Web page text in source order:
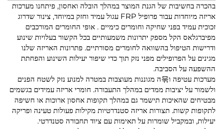
בהכרה בחשיבות של הגנת המוצר במהלך הובלה ואחסון, פיתחנו מערכות
אריזה מיוחדות עבור
פרופיל FRP עגול עמיד וחזק במיוחד, צינור שדרוג
זכוכית עמיד בפני שחיקה וחומרים כימיים . אופי החומרים המורכבים
מפיברגלאס הקל מספק יתרונות משמעותיים בכל הקשור בעלויות שינוע
ודרישות הטיפול בהשוואה לחומרים מסורתיים. פתרונות האריזה שלנו
מגינים על הפרופילים מפני נזק תוך כדי שיפור יעילות השינוע והפחתת
ההשפעה על הסביבה.
מערכות עטיפה ו묶ה מגוננות מעוצבות במטרה למנוע נזק לשטח הפנים
ולשמור על יציבות ממדים במהלך התעבורה. חומרי אריזה עמידים בגשמים
מבטיחים שהאיכות תישמר גם במהלך תקופות אחסון ארוכות או חשיפה
לתקופות קשות. תצורות אריזה סטנדרטיות מקילות פעולות טעינה ופריקה
יעילות, ובמקביל שומרות על תאימות עם ציוד תחבורה סטנדרטי.